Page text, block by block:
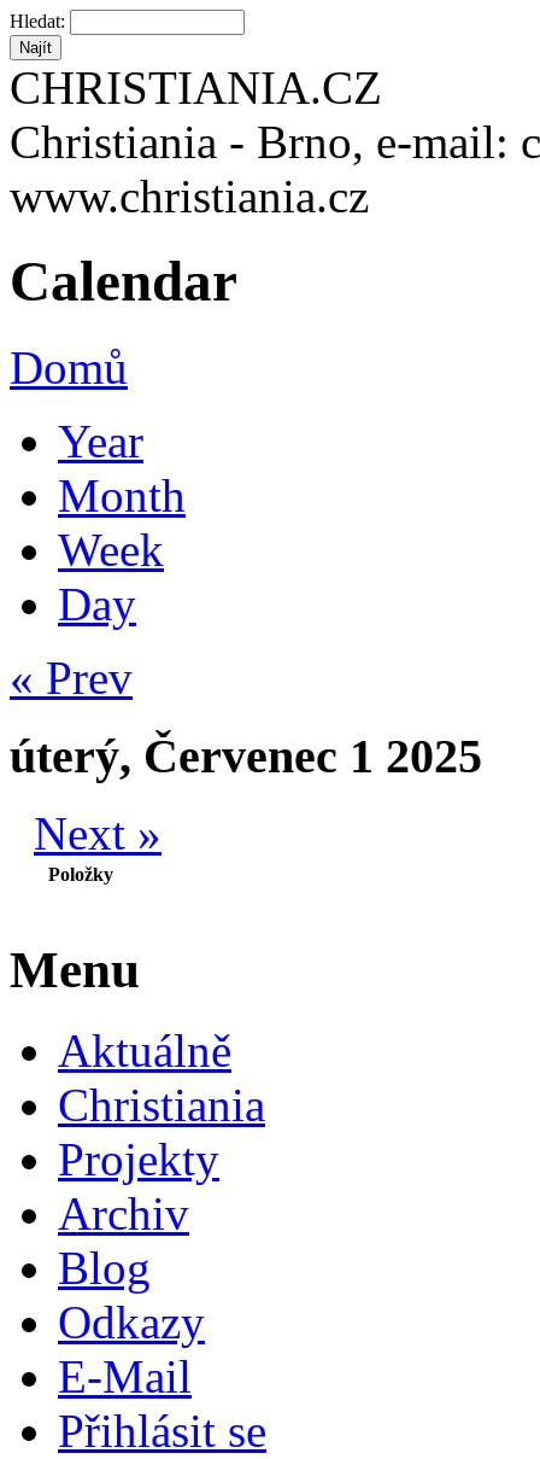
Hledat:
CHRISTIANIA.CZ
Christiania - Brno, e-mail:
www.christiania.cz
Calendar
Domů
Year
Month
Week
Day
« Prev
úterý, Červenec 1 2025
Next »
Položky
Menu
Aktuálně
Christiania
Projekty
Archiv
Blog
Odkazy
E-Mail
Přihlásit se